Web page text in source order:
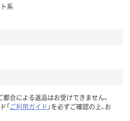
系
都合による返品はお受けできません。
「ご利用ガイド 」を必ずご確認の上、お